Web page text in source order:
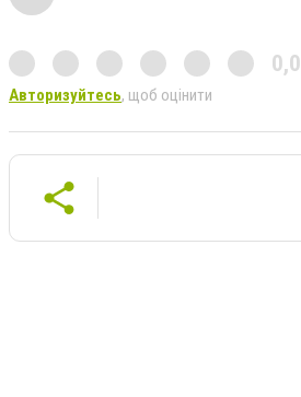
0,0
Авторизуйтесь, щоб оцінити